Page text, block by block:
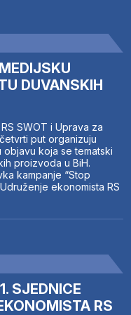
DUVANSKIH
SWOT i Uprava za
put organizuju
koja se tematski
proizvoda u BiH.
kampanje “Stop
ekonomista RS
SJEDNICE
RS